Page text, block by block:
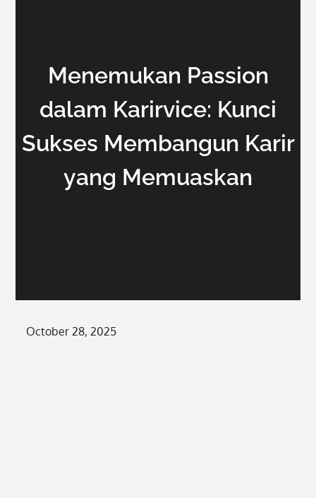
Menemukan Passion
dalam Karirvice: Kunci
Sukses Membangun Karir
yang Memuaskan
Posted
October 28, 2025